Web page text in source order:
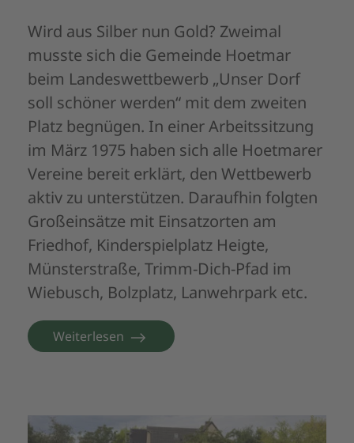
Wird aus Silber nun Gold? Zweimal
musste sich die Gemeinde Hoetmar
beim Landeswettbewerb „Unser Dorf
soll schöner werden“ mit dem zweiten
Platz begnügen. In einer Arbeitssitzung
im März 1975 haben sich alle Hoetmarer
Vereine bereit erklärt, den Wettbewerb
aktiv zu unterstützen. Daraufhin folgten
Großeinsätze mit Einsatzorten am
Friedhof, Kinderspielplatz Heigte,
Münsterstraße, Trimm-Dich-Pfad im
Wiebusch, Bolzplatz, Lanwehrpark etc.
Weiterlesen